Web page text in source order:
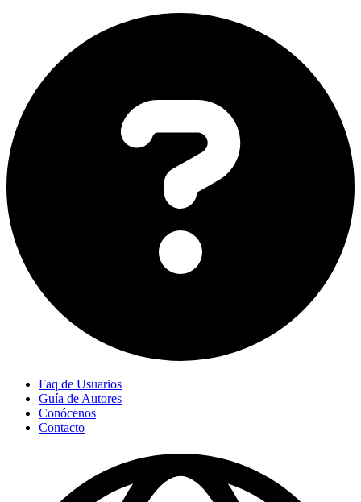
Faq de Usuarios
Guía de Autores
Conócenos
Contacto